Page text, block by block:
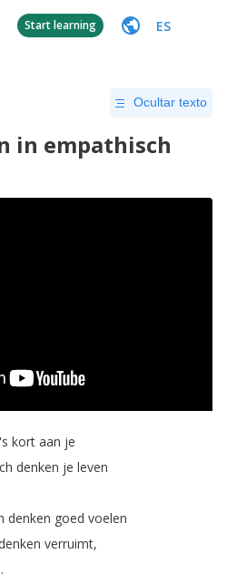
Start learning ES
Ocultar texto
in empathisch
kort aan je
denken je leven
denken goed voelen
verruimt,
.